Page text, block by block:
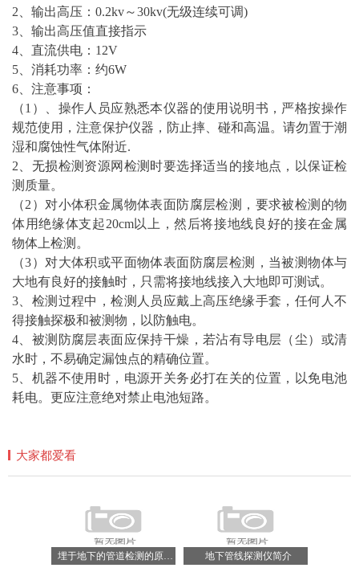
2、输出高压：0.2kv～30kv(无级连续可调)
3、输出高压值直接指示
4、直流供电：12V
5、消耗功率：约6W
6、注意事项：
（1）、操作人员应熟悉本仪器的使用说明书，严格按操作
规范使用，注意保护仪器，防止摔、碰和高温。请勿置于潮
湿和腐蚀性气体附近.
2、 无损检测资源网检测时要选择适当的接地点，以保证检
测质量。
（2）对小体积金属物体表面防腐层检测，要求被检测的物
体用绝缘体支起20cm以上，然后将接地线良好的接在金属
物体上检测。
（3）对大体积或平面物体表面防腐层检测，当被测物体与
大地有良好的接触时，只需将接地线接入大地即可测试。
3、检测过程中，检测人员应戴上高压绝缘手套，任何人不
得接触探极和被测物，以防触电。
4、被测防腐层表面应保持干燥，若沾有导电层（尘）或清
水时，不易确定漏蚀点的精确位置。
5、机器不使用时，电源开关务必打在关的位置，以免电池
耗电。更应注意绝对禁止电池短路。
大家都爱看
地下管线探测仪简介